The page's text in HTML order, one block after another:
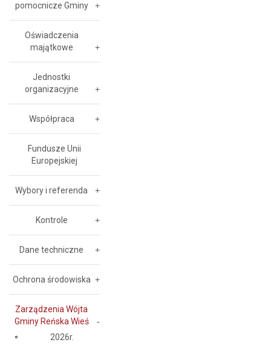
pomocnicze Gminy
Oświadczenia
majątkowe
Jednostki
organizacyjne
Współpraca
Fundusze Unii
Europejskiej
Wybory i referenda
Kontrole
Dane techniczne
Ochrona środowiska
Zarządzenia Wójta
Gminy Reńska Wieś
2026r.